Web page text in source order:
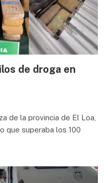
de droga en
de la provincia de El Loa,
que superaba los 100